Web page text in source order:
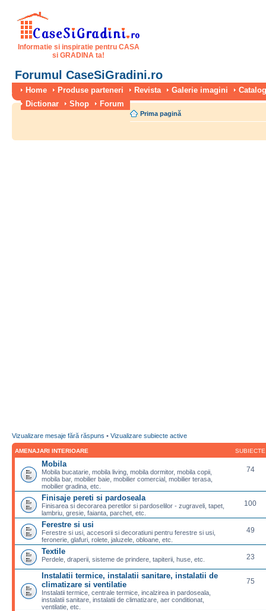
Informatie si inspiratie pentru CASA
si GRADINA ta!
Forumul CaseSiGradini.ro
Home Produse parteneri Revista Galerie imagini
Dictionar
Shop Forum
Prima pagină
Vizualizare mesaje fără răspuns • Vizualizare subiecte active
AMENAJARI INTERIOARE SUBIECTE
Mobila
Mobila bucatarie, mobila living, mobila dormitor, mobila copii,
mobila bar, mobilier baie, mobilier comercial, mobilier terasa,
mobilier gradina, etc.
74
Finisaje pereti si pardoseala
Finisarea si decorarea peretilor si pardoselilor - zugraveli, tapet,
lambriu, gresie, faianta, parchet, etc.
100
Ferestre si usi
Ferestre si usi, accesorii si decoratiuni pentru ferestre si usi,
feronerie, glafuri, rolete, jaluzele, obloane, etc.
49
Textile
Perdele, draperii, sisteme de prindere, tapiterii, huse, etc. 23
Instalatii termice, instalatii sanitare, instalatii de
climatizare si ventilatie
Instalatii termice, centrale termice, incalzirea in pardoseala,
instalatii sanitare, instalatii de climatizare, aer conditionat,
ventilatie, etc.
75